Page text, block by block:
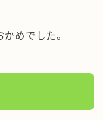
めでした。